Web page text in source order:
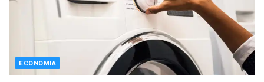
ECONOMIA